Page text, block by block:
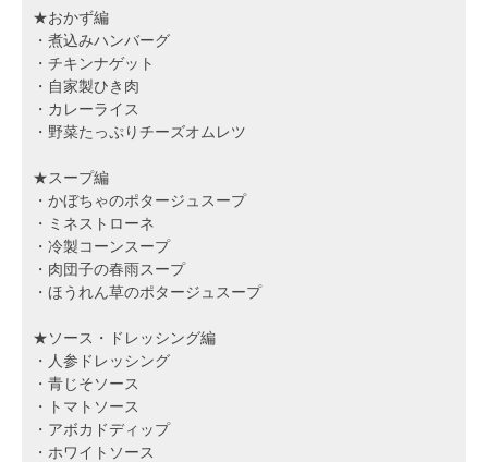
★おかず編
・煮込みハンバーグ
・チキンナゲット
・自家製ひき肉
・カレーライス
・野菜たっぷりチーズオムレツ
★スープ編
・かぼちゃのポタージュスープ
・ミネストローネ
・冷製コーンスープ
・肉団子の春雨スープ
・ほうれん草のポタージュスープ
★ソース・ドレッシング編
・人参ドレッシング
・青じそソース
・トマトソース
・アボカドディップ
・ホワイトソース